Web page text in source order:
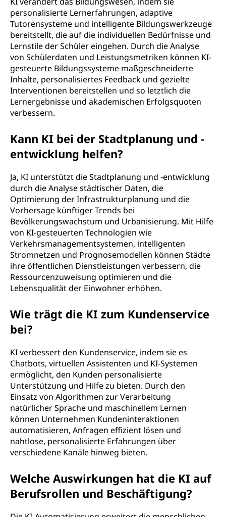
personalisierte Lernerfahrungen, adaptive
Tutorensysteme und intelligente Bildungswerkzeuge
bereitstellt, die auf die individuellen Bedürfnisse und
Lernstile der Schüler eingehen. Durch die Analyse
von Schülerdaten und Leistungsmetriken können KI-
gesteuerte Bildungssysteme maßgeschneiderte
Inhalte, personalisiertes Feedback und gezielte
Interventionen bereitstellen und so letztlich die
Lernergebnisse und akademischen Erfolgsquoten
verbessern.
Kann KI bei der Stadtplanung und -
entwicklung helfen?
Ja, KI unterstützt die Stadtplanung und -entwicklung
durch die Analyse städtischer Daten, die
Optimierung der Infrastrukturplanung und die
Vorhersage künftiger Trends bei
Bevölkerungswachstum und Urbanisierung. Mit Hilfe
von KI-gesteuerten Technologien wie
Verkehrsmanagementsystemen, intelligenten
Stromnetzen und Prognosemodellen können Städte
ihre öffentlichen Dienstleistungen verbessern, die
Ressourcenzuweisung optimieren und die
Lebensqualität der Einwohner erhöhen.
Wie trägt die KI zum Kundenservice
bei?
KI verbessert den Kundenservice, indem sie es
Chatbots, virtuellen Assistenten und KI-Systemen
ermöglicht, den Kunden personalisierte
Unterstützung und Hilfe zu bieten. Durch den
Einsatz von Algorithmen zur Verarbeitung
natürlicher Sprache und maschinellem Lernen
können Unternehmen Kundeninteraktionen
automatisieren, Anfragen effizient lösen und
nahtlose, personalisierte Erfahrungen über
verschiedene Kanäle hinweg bieten.
Welche Auswirkungen hat die KI auf
Berufsrollen und Beschäftigung?